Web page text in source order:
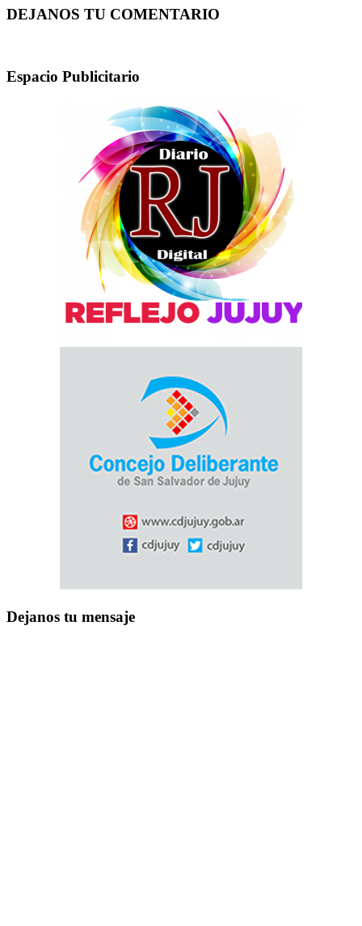
DEJANOS TU COMENTARIO
Espacio Publicitario
Dejanos tu mensaje